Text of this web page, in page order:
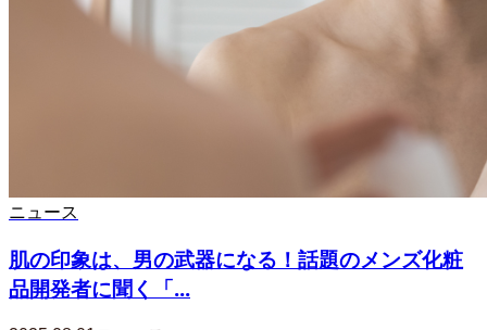
ニュース
肌の印象は、男の武器になる！話題のメンズ化粧
品開発者に聞く「...